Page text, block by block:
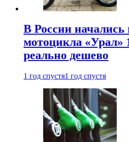
В России начались
мотоцикла «Урал»
реально дешево
1 год спустя1 год спустя